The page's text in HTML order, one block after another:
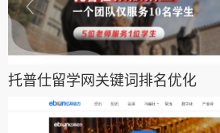
托普仕留学网关键词排名优化